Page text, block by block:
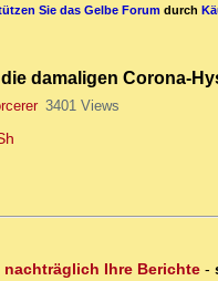
Sie das Gelbe Forum durch
damaligen Corona-
3401 Views
nachträglich Ihre Berichte-